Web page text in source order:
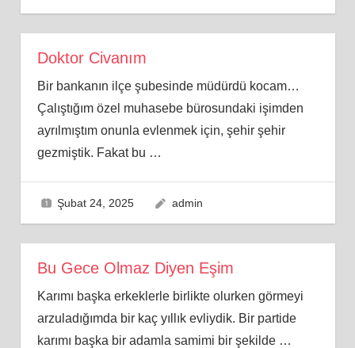
Doktor Civanım
Bir bankanın ilçe şubesinde müdürdü kocam…
Çalıştığım özel muhasebe bürosundaki işimden
ayrılmıştım onunla evlenmek için, şehir şehir
gezmiştik. Fakat bu …
Şubat 24, 2025 admin
Bu Gece Olmaz Diyen Eşim
Karımı başka erkeklerle birlikte olurken görmeyi
arzuladığımda bir kaç yıllık evliydik. Bir partide
karımı başka bir adamla samimi bir şekilde …